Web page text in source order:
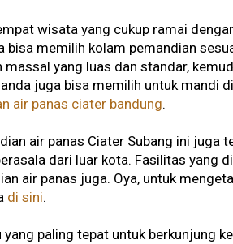
wisata yang cukup ramai
bisa memilih kolam pemandian
massal yang luas dan standar,
juga bisa memilih untuk mandi
air panas ciater bandung.
air panas Ciater Subang ini
dari luar kota. Fasilitas yang
air panas juga. Oya, untuk
di sini.
yang paling tepat untuk berkunjung ke